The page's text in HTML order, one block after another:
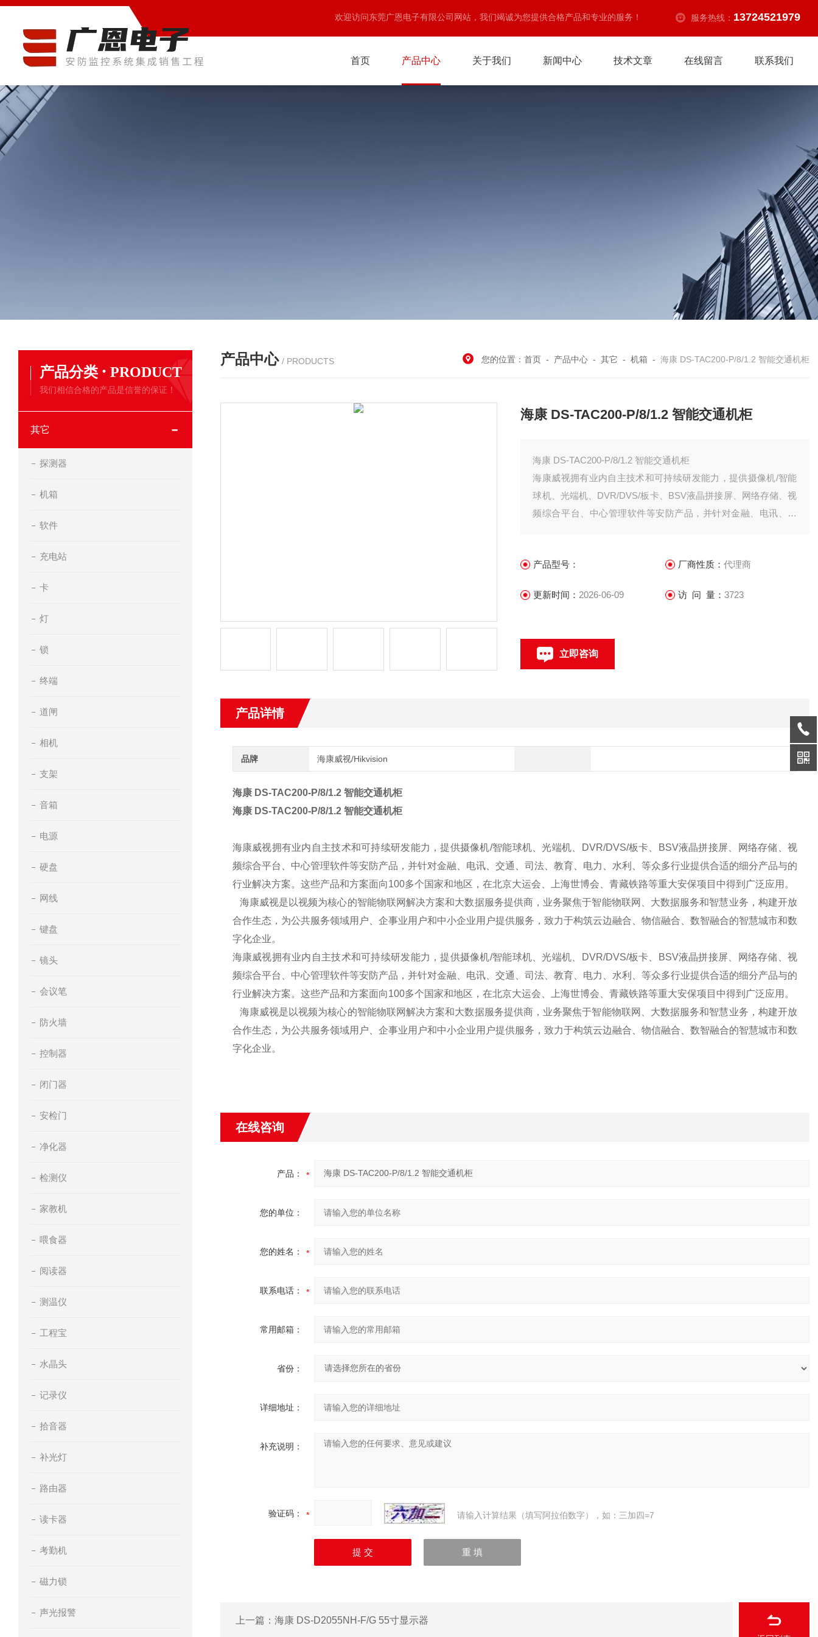
欢迎访问东莞广恩电子有限公司网站，我们竭诚为您提供合格产品和专业的服务！ 服务热线： 13724521979
首页 产品中心 关于我们 新闻中心 技术文章 在线留言 联系我们
产品分类 · PRODUCT
我们相信合格的产品是信誉的保证！
其它
探测器
机箱
软件
充电站
卡
灯
锁
终端
道闸
相机
支架
音箱
电源
硬盘
网线
键盘
镜头
会议笔
防火墙
控制器
闭门器
安检门
净化器
检测仪
家教机
喂食器
阅读器
测温仪
工程宝
水晶头
记录仪
拾音器
补光灯
路由器
读卡器
考勤机
磁力锁
声光报警
产品中心 / PRODUCTS 您的位置： 首页 - 产品中心 - 其它 - 机箱 - 海康 DS-TAC200-P/8/1.2 智能交通机柜
海康 DS-TAC200-P/8/1.2 智能交通机柜
海康 DS-TAC200-P/8/1.2 智能交通机柜
海康威视拥有业内自主技术和可持续研发能力，提供摄像机/智能
球机、光端机、DVR/DVS/板卡、BSV液晶拼接屏、网络存储、视
频综合平台、中心管理软件等安防产品，并针对金融、电讯、交
北京大运会、上海世博会、青藏铁路等重大安保项目中
产品型号： 厂商性质： 代理商
更新时间： 2026-06-09 访 问 量： 3723
立即咨询
产品详情
品牌 海康威视/Hikvision
海康 DS-TAC200-P/8/1.2 智能交通机柜
海康 DS-TAC200-P/8/1.2 智能交通机柜
海康威视拥有业内自主技术和可持续研发能力，提供摄像机/智能球机、光端机、DVR/DVS/板卡、BSV液晶拼接屏、网络存储、视
频综合平台、中心管理软件等安防产品，并针对金融、电讯、交通、司法、教育、电力、水利、等众多行业提供合适的细分产品与的
行业解决方案。这些产品和方案面向100多个国家和地区，在北京大运会、上海世博会、青藏铁路等重大安保项目中得到广泛应用。
海康威视是以视频为核心的智能物联网解决方案和大数据服务提供商，业务聚焦于智能物联网、大数据服务和智慧业务，构建开放
合作生态，为公共服务领域用户、企事业用户和中小企业用户提供服务，致力于构筑云边融合、物信融合、数智融合的智慧城市和数
字化企业。
海康威视拥有业内自主技术和可持续研发能力，提供摄像机/智能球机、光端机、DVR/DVS/板卡、BSV液晶拼接屏、网络存储、视
频综合平台、中心管理软件等安防产品，并针对金融、电讯、交通、司法、教育、电力、水利、等众多行业提供合适的细分产品与的
行业解决方案。这些产品和方案面向100多个国家和地区，在北京大运会、上海世博会、青藏铁路等重大安保项目中得到广泛应用。
海康威视是以视频为核心的智能物联网解决方案和大数据服务提供商，业务聚焦于智能物联网、大数据服务和智慧业务，构建开放
合作生态，为公共服务领域用户、企事业用户和中小企业用户提供服务，致力于构筑云边融合、物信融合、数智融合的智慧城市和数
字化企业。
在线咨询
产品：
您的单位：
您的姓名：
联系电话：
常用邮箱：
省份：
详细地址：
补充说明：
验证码： 请输入计算结果（填写阿拉伯数字），如：三加四=7
上一篇： 海康 DS-D2055NH-F/G 55寸显示器